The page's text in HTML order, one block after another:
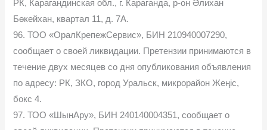
РК, Карагандинская обл., г. Караганда, р-он Әлихан
Бөкейхан, квартал 11, д. 7А.
96. ТОО «ОралКрепежСервис», БИН 210940007290,
сообщает о своей ликвидации. Претензии принимаются в
течение двух месяцев со дня опубликования объявления
по адресу: РК, ЗКО, город Уральск, микрорайон Жеңіс,
бокс 4.
97. ТОО «ШынАру», БИН 240140004351, сообщает о